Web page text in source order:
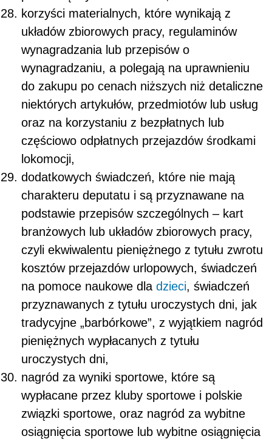
korzyści materialnych, które wynikają z
układów zbiorowych pracy, regulaminów
wynagradzania lub przepisów o
wynagradzaniu, a polegają na uprawnieniu
do zakupu po cenach niższych niż detaliczne
niektórych artykułów, przedmiotów lub usług
oraz na korzystaniu z bezpłatnych lub
częściowo odpłatnych przejazdów środkami
lokomocji,
dodatkowych świadczeń, które nie mają
charakteru deputatu i są przyznawane na
podstawie przepisów szczególnych – kart
branżowych lub układów zbiorowych pracy,
czyli ekwiwalentu pieniężnego z tytułu zwrotu
kosztów przejazdów urlopowych, świadczeń
na pomoce naukowe dla dzieci, świadczeń
przyznawanych z tytułu uroczystych dni, jak
tradycyjne „barbórkowe”, z wyjątkiem nagród
pieniężnych wypłacanych z tytułu
uroczystych dni,
nagród za wyniki sportowe, które są
wypłacane przez kluby sportowe i polskie
związki sportowe, oraz nagród za wybitne
osiągnięcia sportowe lub wybitne osiągnięcia